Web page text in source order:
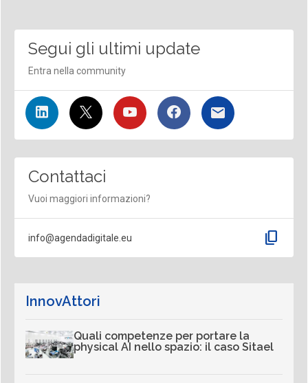
Segui gli ultimi update
Entra nella community
Contattaci
Vuoi maggiori informazioni?
info@agendadigitale.eu content_copy
InnovAttori
Quali competenze per portare la
physical AI nello spazio: il caso Sitael